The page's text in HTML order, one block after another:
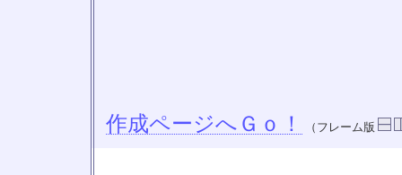
作成ページへＧｏ！ （フレーム版